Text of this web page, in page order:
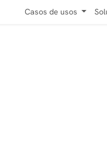
Casos de usos